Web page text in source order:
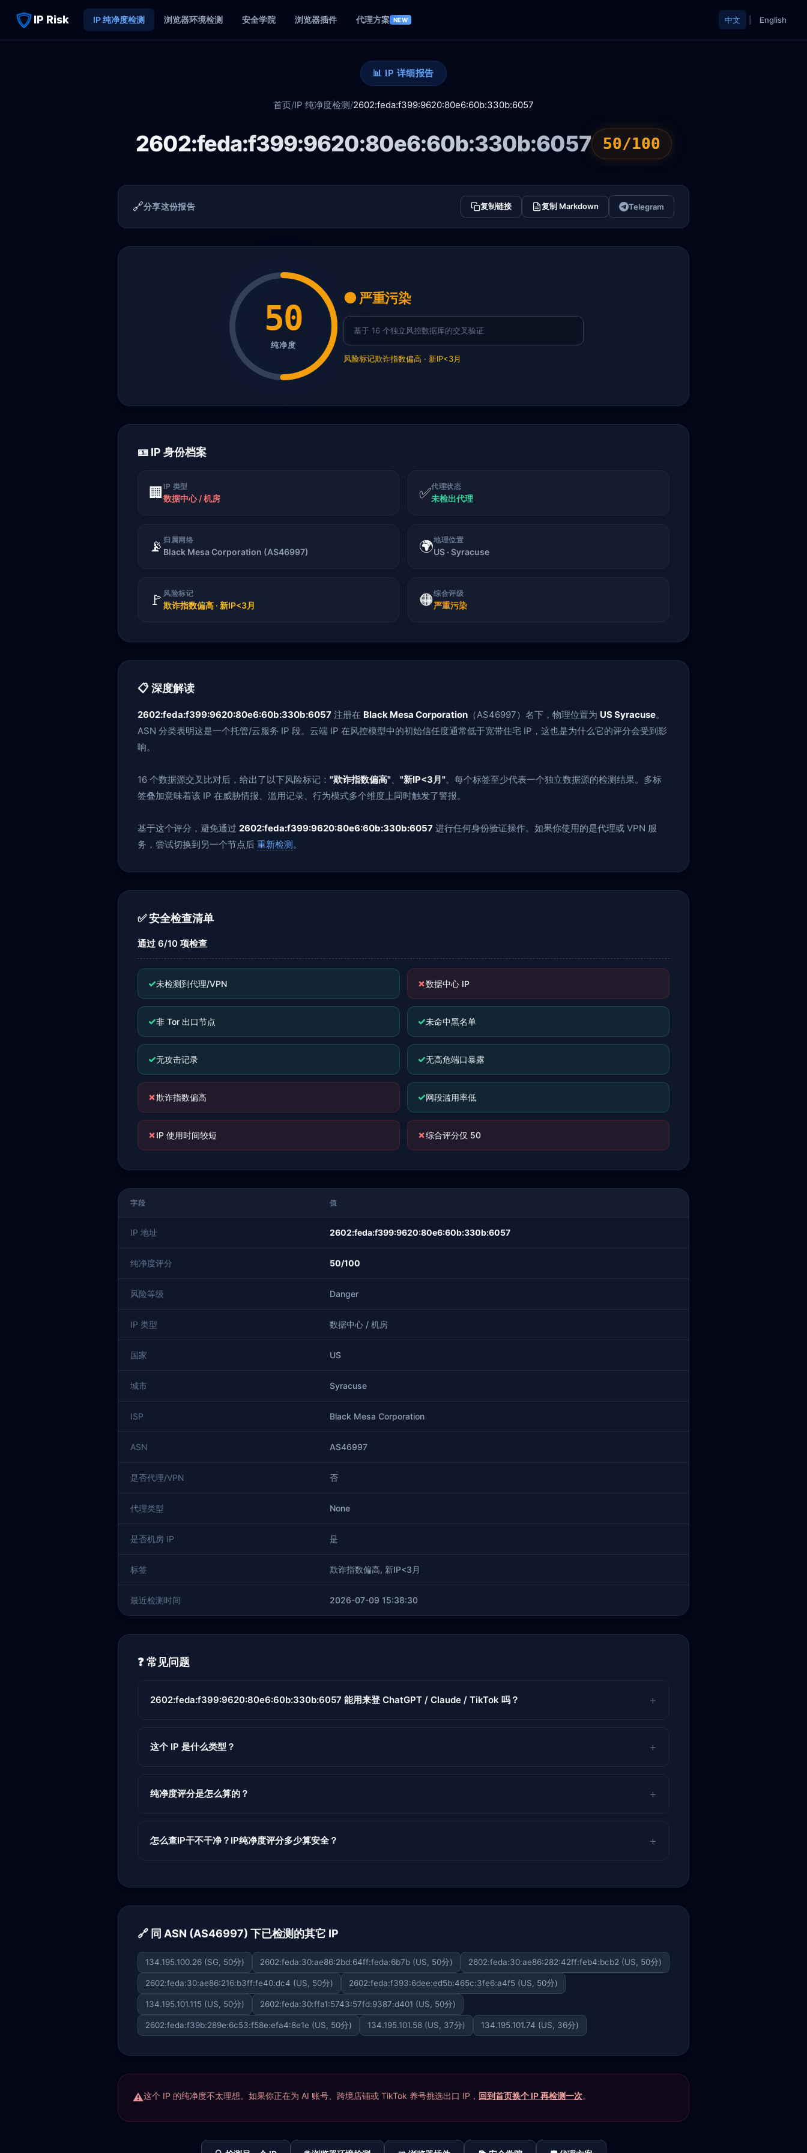
IP Risk IP 纯净度检测 浏览器环境检测 安全学院 浏览器插件 代理方案 NEW 中文 English
📊 IP 详细报告
首页/IP 纯净度检测/2602:feda:f399:9620:80e6:60b:330b:6057
2602:feda:f399:9620:80e6:60b:330b:6057 50/100
🔗分享这份报告 复制链接 复制 Markdown Telegram
50
纯净度
🟠 严重污染
基于 16 个独立风控数据库的交叉验证
风险标记欺诈指数偏高 · 新IP<3月
🪪 IP 身份档案
🏢 IP 类型
数据中心 / 机房 ✅代理状态
未检出代理
📡 归属网络
Black Mesa Corporation (AS46997) 🌍地理位置
US · Syracuse
🚩 风险标记
欺诈指数偏高 · 新IP<3月 🟠综合评级
严重污染
📋 深度解读
2602:feda:f399:9620:80e6:60b:330b:6057 注册在 Black Mesa Corporation （AS46997）名下，物理位置为 US Syracuse。
ASN 分类表明这是一个托管/云服务 IP 段。云端 IP 在风控模型中的初始信任度通常低于宽带住宅 IP，这也是为什么它的评分会受到影
响。
16 个数据源交叉比对后，给出了以下风险标记： "欺诈指数偏高"、 "新IP<3月"。每个标签至少代表一个独立数据源的检测结果。多标
签叠加意味着该 IP 在威胁情报、滥用记录、行为模式多个维度上同时触发了警报。
基于这个评分，避免通过 2602:feda:f399:9620:80e6:60b:330b:6057 进行任何身份验证操作。如果你使用的是代理或 VPN 服
务，尝试切换到另一个节点后 重新检测。
✅ 安全检查清单
通过 6/10 项检查
✓未检测到代理/VPN ✗数据中心 IP
✓非 Tor 出口节点 ✓未命中黑名单
✓无攻击记录 ✓无高危端口暴露
✗欺诈指数偏高 ✓网段滥用率低
✗IP 使用时间较短 ✗综合评分仅 50
字段 值
IP 地址 2602:feda:f399:9620:80e6:60b:330b:6057
纯净度评分 50/100
风险等级 Danger
IP 类型 数据中心 / 机房
国家 US
城市 Syracuse
ISP Black Mesa Corporation
ASN AS46997
是否代理/VPN 否
代理类型 None
是否机房 IP 是
标签 欺诈指数偏高, 新IP<3月
最近检测时间 2026-07-09 15:38:30
❓ 常见问题
2602:feda:f399:9620:80e6:60b:330b:6057 能用来登 ChatGPT / Claude / TikTok 吗？
这个 IP 是什么类型？
纯净度评分是怎么算的？
怎么查IP干不干净？IP纯净度评分多少算安全？
🔗 同 ASN (AS46997) 下已检测的其它 IP
134.195.100.26 (SG, 50分) 2602:feda:30:ae86:2bd:64ff:feda:6b7b (US, 50分) 2602:feda:30:ae86:282:42ff:feb4:bcb2 (US, 50分)
2602:feda:30:ae86:216:b3ff:fe40:dc4 (US, 50分) 2602:feda:f393:6dee:ed5b:465c:3fe6:a4f5 (US, 50分)
134.195.101.115 (US, 50分) 2602:feda:30:ffa1:5743:57fd:9387:d401 (US, 50分)
2602:feda:f39b:289e:6c53:f58e:efa4:8e1e (US, 50分) 134.195.101.58 (US, 37分) 134.195.101.74 (US, 36分)
这个 IP 的纯净度不太理想。如果你正在为 AI 账号、跨境店铺或 TikTok 养号挑选出口 IP， 回到首页换个 IP 再检测一次。